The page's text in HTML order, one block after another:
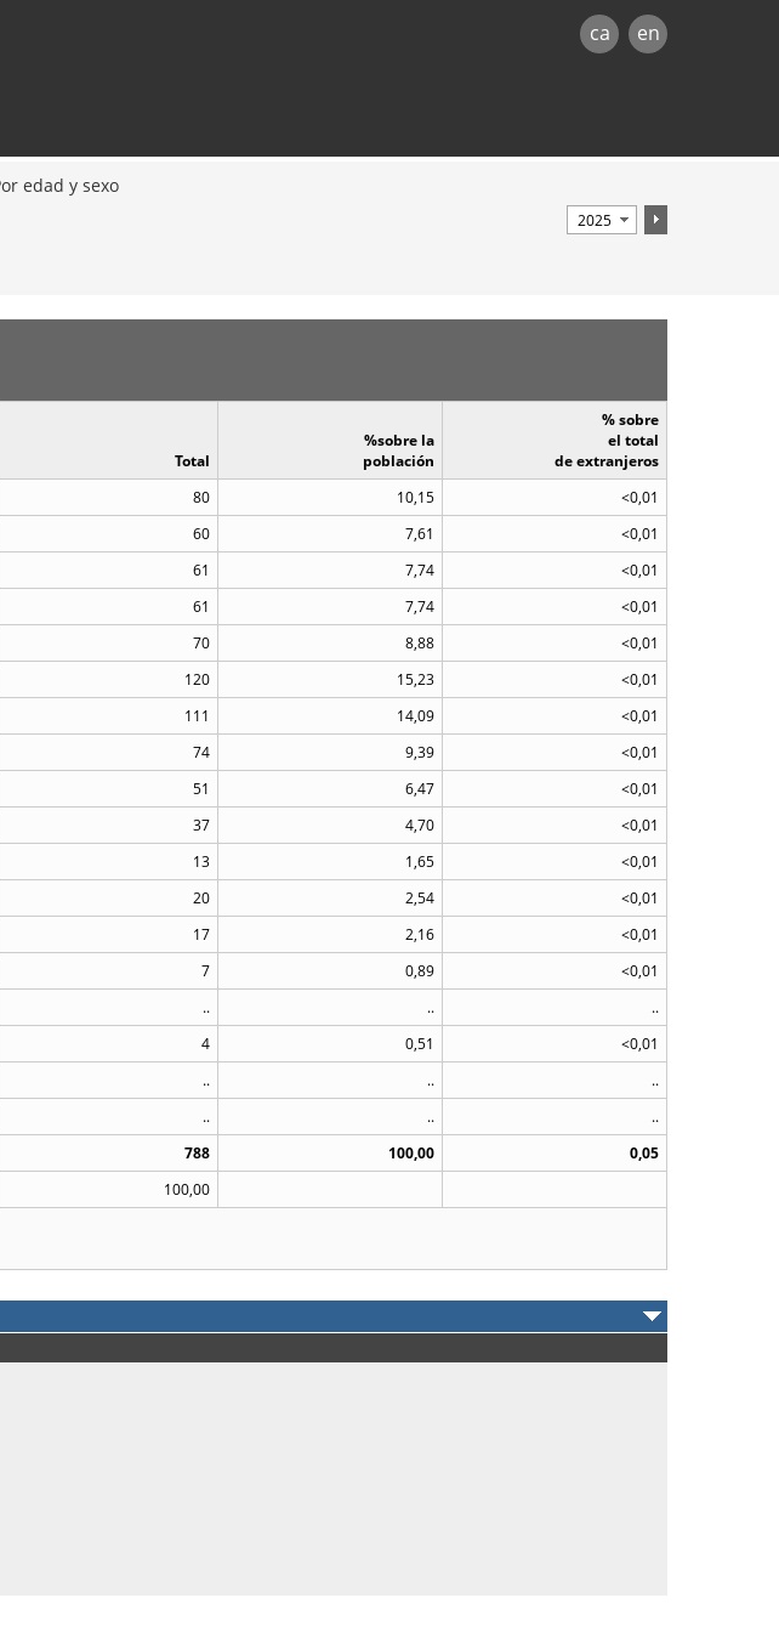
ca en
edad y sexo
Total
%sobre la
población
% sobre
el total
de extranjeros
80 10,15
<0,01
60 7,61
<0,01
61 7,74
<0,01
61 7,74
<0,01
70 8,88
<0,01
120 15,23
<0,01
111 14,09
<0,01
74 9,39
<0,01
51 6,47
<0,01
37 4,70
<0,01
13 1,65
<0,01
20 2,54
<0,01
17 2,16
<0,01
7 0,89
<0,01
.. ..
..
4 0,51
<0,01
.. ..
..
.. ..
..
788 100,00
0,05
100,00